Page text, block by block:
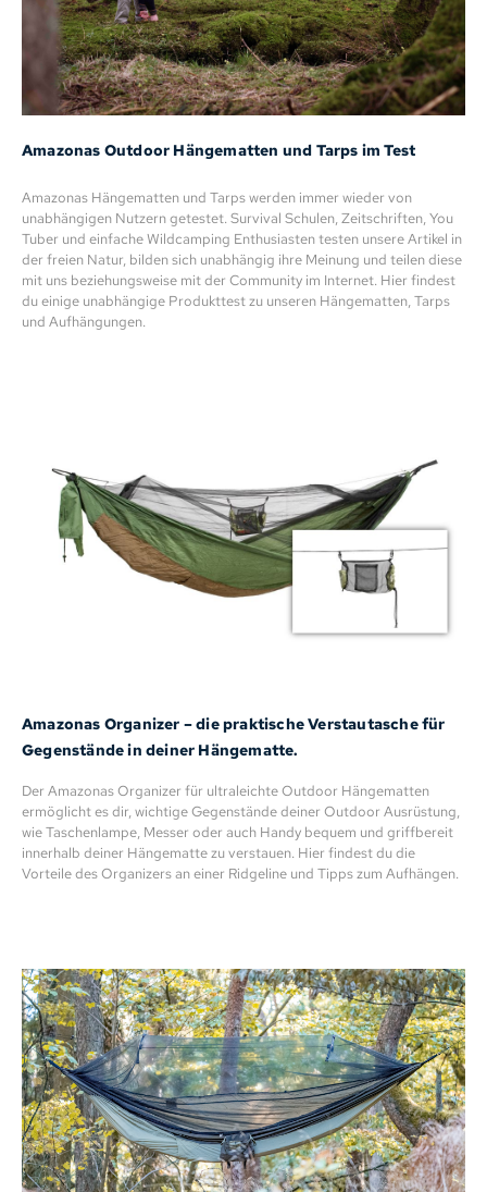
Amazonas Outdoor Hängematten und Tarps im Test
Amazonas Hängematten und Tarps werden immer wieder von
unabhängigen Nutzern getestet. Survival Schulen, Zeitschriften, You
Tuber und einfache Wildcamping Enthusiasten testen unsere Artikel in
der freien Natur, bilden sich unabhängig ihre Meinung und teilen diese
mit uns beziehungsweise mit der Community im Internet. Hier findest
du einige unabhängige Produkttest zu unseren Hängematten, Tarps
und Aufhängungen.
Amazonas Organizer – die praktische Verstautasche für
Gegenstände in deiner Hängematte.
Der Amazonas Organizer für ultraleichte Outdoor Hängematten
ermöglicht es dir, wichtige Gegenstände deiner Outdoor Ausrüstung,
wie Taschenlampe, Messer oder auch Handy bequem und griffbereit
innerhalb deiner Hängematte zu verstauen. Hier findest du die
Vorteile des Organizers an einer Ridgeline und Tipps zum Aufhängen.